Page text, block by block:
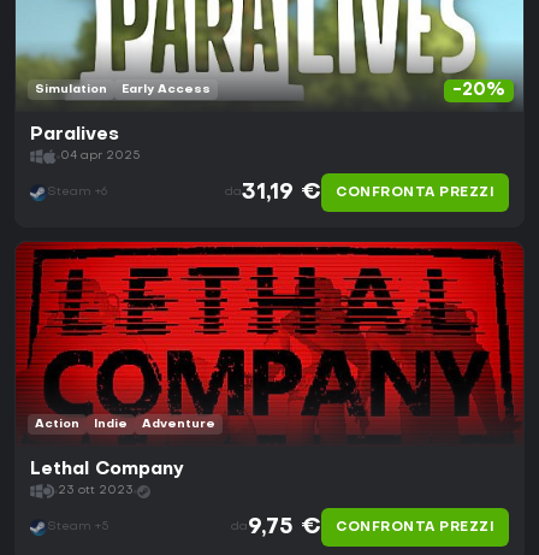
-20%
Simulation Early Access
Paralives
04 apr 2025
Steam +6 da31,19 € CONFRONTA PREZZI
Action Indie Adventure
Lethal Company
23 ott 2023
Steam +5 da 9,75 € CONFRONTA PREZZI